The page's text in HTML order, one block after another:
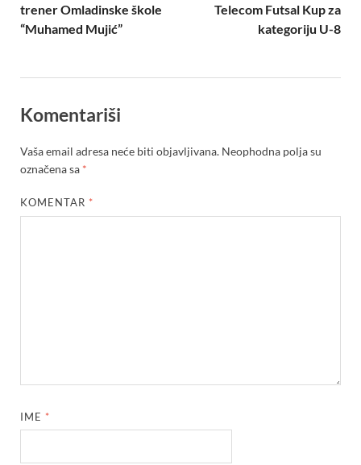
trener Omladinske škole
“Muhamed Mujić”
Telecom Futsal Kup za
kategoriju U-8
Komentariši
Vaša email adresa neće biti objavljivana. Neophodna polja su
označena sa *
KOMENTAR *
IME *